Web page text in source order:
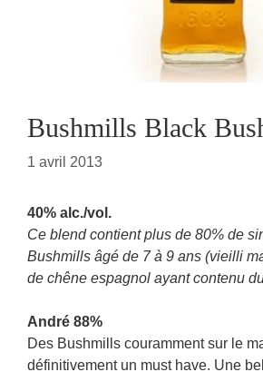
Bushmills Black
1 avril 2013
40% alc./vol.
Ce blend contient plus de 80% de
Bushmills âgé de 7 à 9 ans (vieilli
de chêne espagnol ayant contenu
André 88%
Des Bushmills couramment sur le
définitivement un must have. Une